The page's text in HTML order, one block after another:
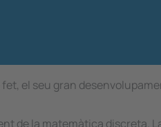
el seu gran
de la matemàtica discreta.